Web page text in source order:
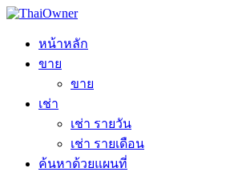
หน้าหลัก
ขาย
ขาย
เช่า
เช่า รายวัน
เช่า รายเดือน
ค้นหาด้วยแผนที่